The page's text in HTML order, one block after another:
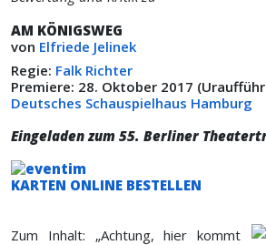
AM KÖNIGSWEG
von Elfriede Jelinek
Regie: Falk Richter
Premiere: 28. Oktober 2017
Deutsches Schauspielhaus Hamburg
Eingeladen zum 55. Berliner
KARTEN ONLINE BESTELLEN
Zum Inhalt: „Achtung, hier kommt